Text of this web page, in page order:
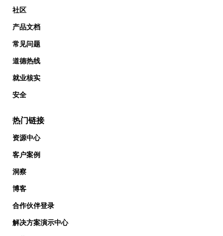
社区
产品文档
常见问题
道德热线
就业核实
安全
热门链接
资源中心
客户案例
洞察
博客
合作伙伴登录
解决方案演示中心